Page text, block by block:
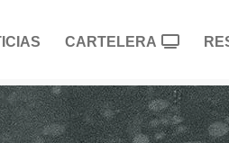
CARTELERA